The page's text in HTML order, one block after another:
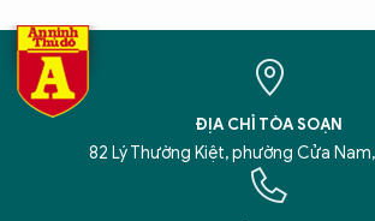
ĐỊA CHỈ TÒA SOẠN
82 Lý Thường Kiệt, phường Cửa Nam,